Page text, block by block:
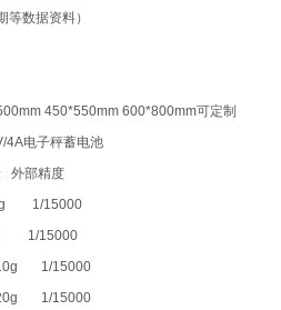
数据资料）
450*550mm 600*800mm可定制
4A电子秤蓄电池
部精度
1/15000
1/15000
1/15000
1/15000